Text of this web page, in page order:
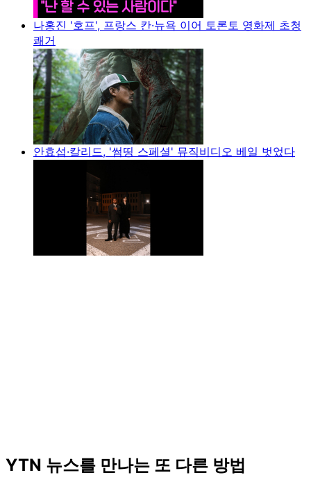
나홍진 '호프', 프랑스 칸·뉴욕 이어 토론토 영화제 초청
쾌거
안효섭·칼리드, '썸띵 스페셜' 뮤직비디오 베일 벗었다
YTN 뉴스를 만나는 또 다른 방법